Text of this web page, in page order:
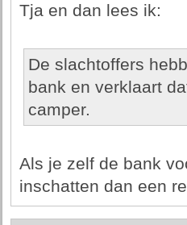
Tja en dan lees ik:
De slachtoffers
bank en verklaart
camper.
Als je zelf de bank
inschatten dan een